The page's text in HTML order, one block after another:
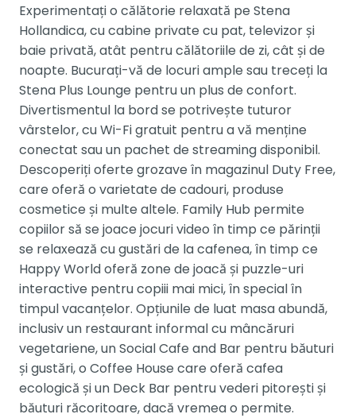
Experimentați o călătorie relaxată pe Stena
Hollandica, cu cabine private cu pat, televizor și
baie privată, atât pentru călătoriile de zi, cât și de
noapte. Bucurați-vă de locuri ample sau treceți la
Stena Plus Lounge pentru un plus de confort.
Divertismentul la bord se potrivește tuturor
vârstelor, cu Wi-Fi gratuit pentru a vă menține
conectat sau un pachet de streaming disponibil.
Descoperiți oferte grozave în magazinul Duty Free,
care oferă o varietate de cadouri, produse
cosmetice și multe altele. Family Hub permite
copiilor să se joace jocuri video în timp ce părinții
se relaxează cu gustări de la cafenea, în timp ce
Happy World oferă zone de joacă și puzzle-uri
interactive pentru copiii mai mici, în special în
timpul vacanțelor. Opțiunile de luat masa abundă,
inclusiv un restaurant informal cu mâncăruri
vegetariene, un Social Cafe and Bar pentru băuturi
și gustări, o Coffee House care oferă cafea
ecologică și un Deck Bar pentru vederi pitorești și
băuturi răcoritoare, dacă vremea o permite.